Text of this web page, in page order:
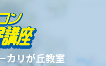
カリが丘教室